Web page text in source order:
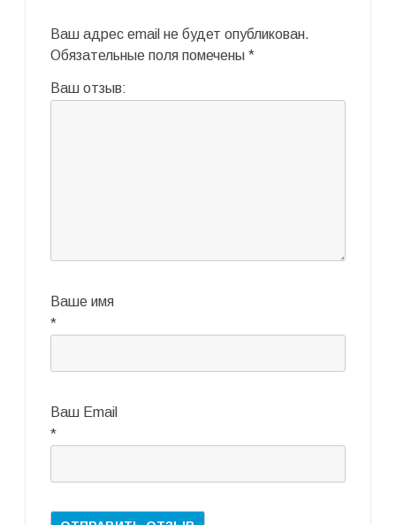
Ваш адрес email не будет опубликован.
Обязательные поля помечены *
Ваш отзыв:
Ваше имя
*
Ваш Email
*